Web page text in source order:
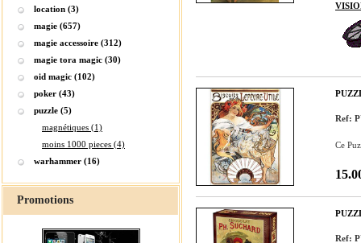
location (3)
magie (657)
magie accessoire (312)
magie tora magic (30)
oid magic (102)
poker (43)
puzzle (5)
magnétiques (1)
moins 1000 pieces (4)
warhammer (16)
Promotions
Ref:
Ce
Ref: